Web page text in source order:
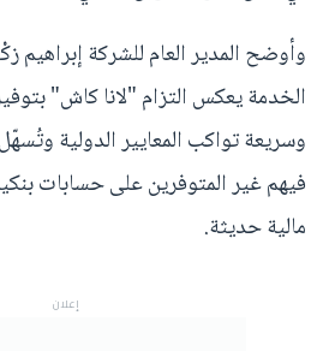
وأوضح المدير العام للشركة إبراهيم
الخدمة يعكس التزام "لانا كاش"
وسريعة تواكب المعايير الدولية
فيهم غير المتوفرين على حسابات
مالية حديثة.
إعلان